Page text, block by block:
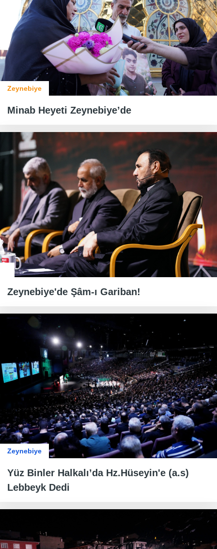
Zeynebiye
Minab Heyeti Zeynebiye’de
Zeynebiye'de Şâm-ı Gariban!
Zeynebiye
Yüz Binler Halkalı’da Hz.Hüseyin'e (a.s)
Lebbeyk Dedi